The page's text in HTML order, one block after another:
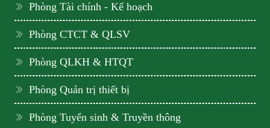
Phòng Tài chính - Kế hoạch
Phòng CTCT & QLSV
Phòng QLKH & HTQT
Phòng Quản trị thiết bị
Phòng Tuyển sinh & Truyền thông